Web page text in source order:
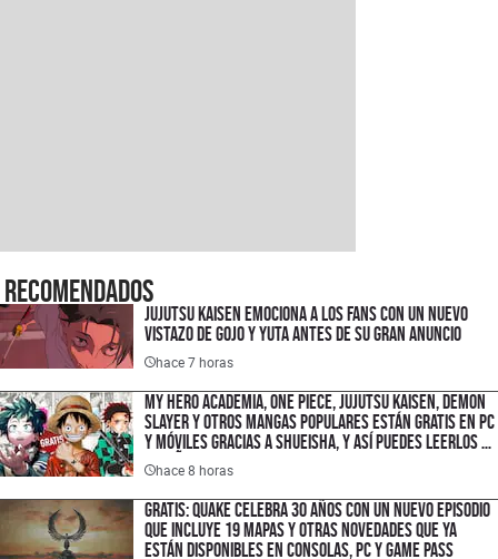
Recomendados
Jujutsu Kaisen emociona a los fans con un nuevo
vistazo de Gojo y Yuta antes de su gran anuncio
hace 7 horas
My Hero Academia, One Piece, Jujutsu Kaisen, Demon
Slayer y otros mangas populares están gratis en PC
y móviles gracias a Shueisha, y así puedes leerlos en
español
hace 8 horas
Gratis: Quake celebra 30 años con un nuevo episodio
que incluye 19 mapas y otras novedades que ya
están disponibles en consolas, PC y Game Pass